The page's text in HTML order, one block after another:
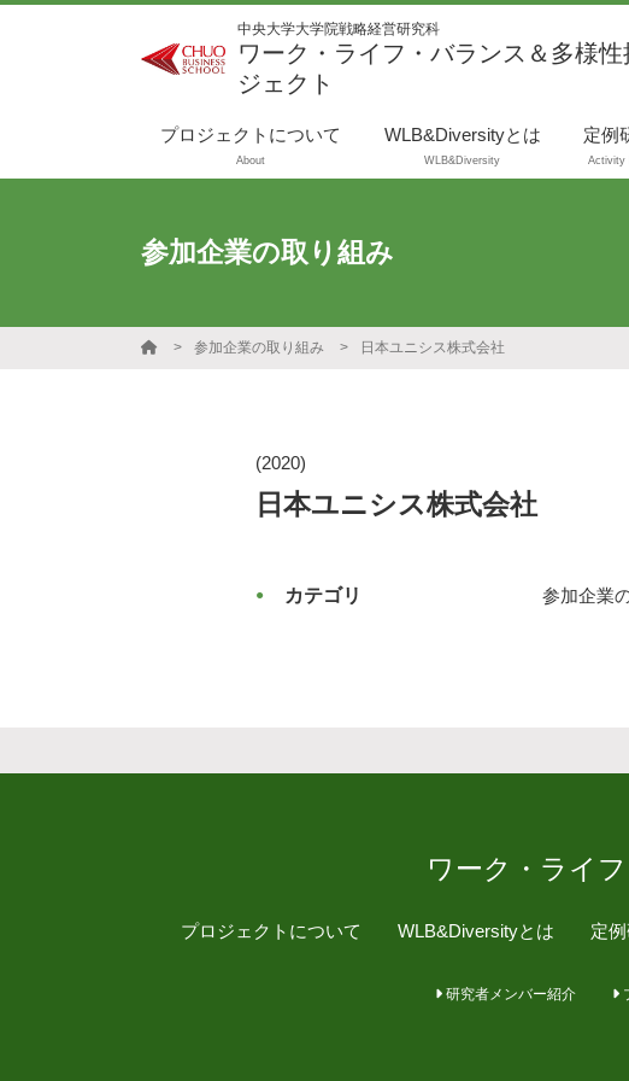
中央大学大学院戦略経営研究科
ワーク・ライフ・バランス＆多様
ジェクト
プロジェクトについて
About
WLB&Diversityとは
WLB&Diversity
定例
Activity
参加企業の取り組み
参加企業の取り組み 日本ユニシス株式会社
(2020)
日本ユニシス株式会社
カテゴリ 参加企業
ワーク・ライ
プロジェクトについて WLB&Diversityとは 定
研究者メンバー紹介